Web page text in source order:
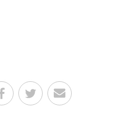
Teilen auf Facebook
Teilen auf Twitter
Per E-Mail senden